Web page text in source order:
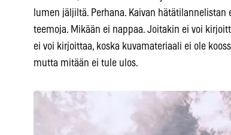
lumen jäljiltä. Perhana. Kaivan
teemoja. Mikään ei nappaa. Joitakin ei voi
ei voi kirjoittaa, koska kuvamateriaali ei ole
mutta mitään ei tule ulos.